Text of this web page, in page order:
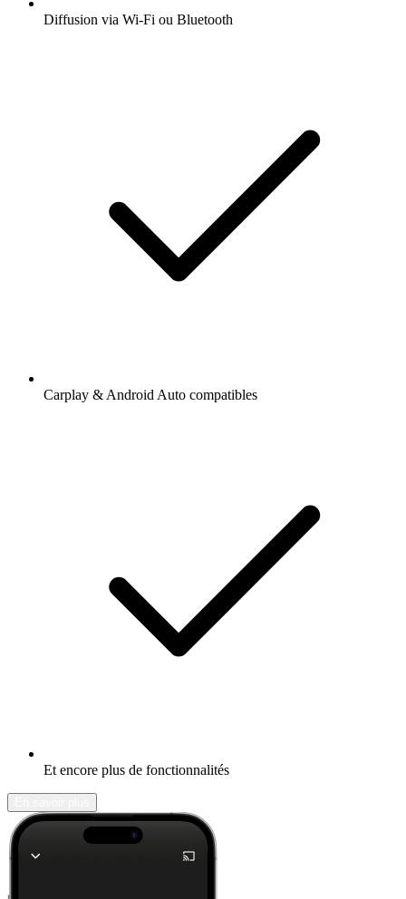
Diffusion via Wi-Fi ou Bluetooth
Carplay & Android Auto compatibles
Et encore plus de fonctionnalités